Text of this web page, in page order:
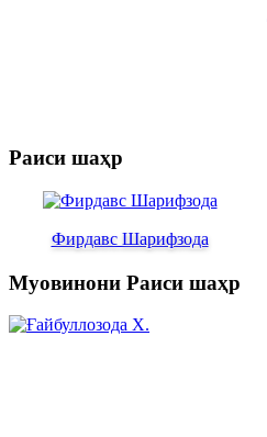
Раиси шаҳр
Фирдавс Шарифзода
Муовинони Раиси шаҳр